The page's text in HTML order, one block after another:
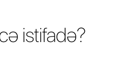
istifadə?